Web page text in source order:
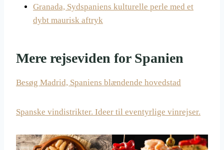
Granada, Sydspaniens kulturelle perle med et
dybt maurisk aftryk
Mere rejseviden for Spanien
Besøg Madrid, Spaniens blændende hovedstad
Spanske vindistrikter. Ideer til eventyrlige vinrejser.